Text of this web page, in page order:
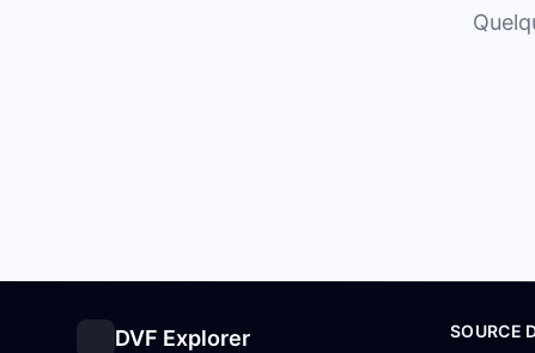
DVF Explorer
SOURCE